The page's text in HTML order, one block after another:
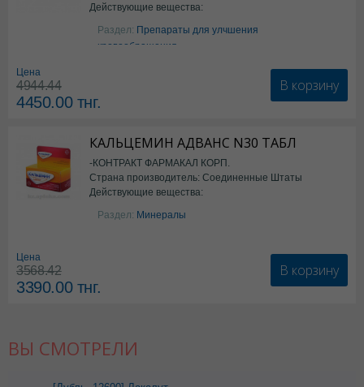
Действующие вещества:
ацетилсалициловая кислота
Раздел: Препараты для улчшения
кровообращения
Цена
4944.44
4450.00тнг.
В корзину
КАЛЬЦЕМИН АДВАНС N30 ТАБЛ
-КОНТРАКТ ФАРМАКАЛ КОРП.
Страна производитель: Соединенные Штаты
Америки
Действующие вещества:
Колекальциферол+Кальция
карбонат
Раздел: Минералы
Цена
3568.42
3390.00тнг.
В корзину
ВЫ СМОТРЕЛИ